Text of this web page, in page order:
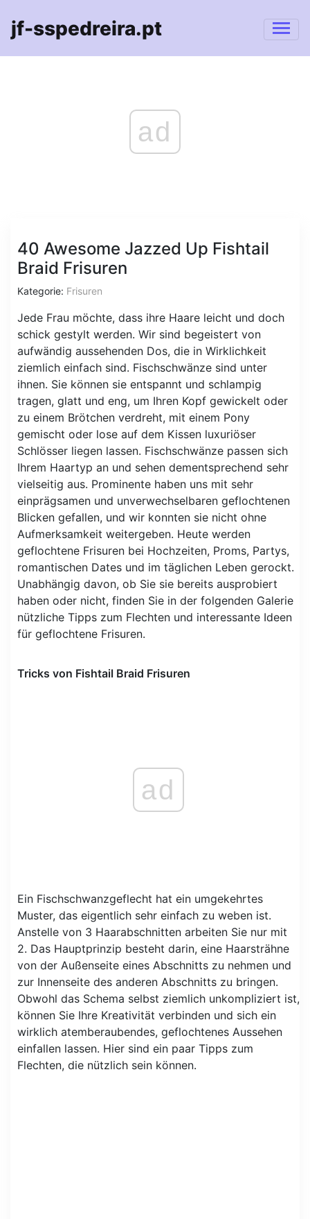
jf-sspedreira.pt
ad
40 Awesome Jazzed Up Fishtail
Braid Frisuren
Kategorie: Frisuren
Jede Frau möchte, dass ihre Haare leicht und doch
schick gestylt werden. Wir sind begeistert von
aufwändig aussehenden Dos, die in Wirklichkeit
ziemlich einfach sind. Fischschwänze sind unter
ihnen. Sie können sie entspannt und schlampig
tragen, glatt und eng, um Ihren Kopf gewickelt oder
zu einem Brötchen verdreht, mit einem Pony
gemischt oder lose auf dem Kissen luxuriöser
Schlösser liegen lassen. Fischschwänze passen sich
Ihrem Haartyp an und sehen dementsprechend sehr
vielseitig aus. Prominente haben uns mit sehr
einprägsamen und unverwechselbaren geflochtenen
Blicken gefallen, und wir konnten sie nicht ohne
Aufmerksamkeit weitergeben. Heute werden
geflochtene Frisuren bei Hochzeiten, Proms, Partys,
romantischen Dates und im täglichen Leben gerockt.
Unabhängig davon, ob Sie sie bereits ausprobiert
haben oder nicht, finden Sie in der folgenden Galerie
nützliche Tipps zum Flechten und interessante Ideen
für geflochtene Frisuren.
Tricks von Fishtail Braid Frisuren
ad
Ein Fischschwanzgeflecht hat ein umgekehrtes
Muster, das eigentlich sehr einfach zu weben ist.
Anstelle von 3 Haarabschnitten arbeiten Sie nur mit
2. Das Hauptprinzip besteht darin, eine Haarsträhne
von der Außenseite eines Abschnitts zu nehmen und
zur Innenseite des anderen Abschnitts zu bringen.
Obwohl das Schema selbst ziemlich unkompliziert ist,
können Sie Ihre Kreativität verbinden und sich ein
wirklich atemberaubendes, geflochtenes Aussehen
einfallen lassen. Hier sind ein paar Tipps zum
Flechten, die nützlich sein können.